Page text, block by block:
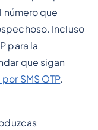
número que
Incluso
para la
que sigan
SMS OTP.